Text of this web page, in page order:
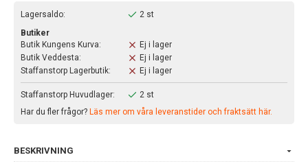
Lagersaldo:
2 st
Butiker
Butik Kungens Kurva:
Ej i lager
Butik Veddesta:
Ej i lager
Staffanstorp Lagerbutik:
Ej i lager
Staffanstorp Huvudlager:
2 st
Har du fler frågor? Läs mer om våra leveranstider och fraktsätt här.
BESKRIVNING